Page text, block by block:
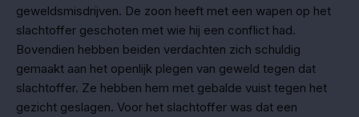
geweldsmisdrijven. De zoon heeft met een wapen op het
slachtoffer geschoten met wie hij een conflict had.
Bovendien hebben beiden verdachten zich schuldig
gemaakt aan het openlijk plegen van geweld tegen dat
slachtoffer. Ze hebben hem met gebalde vuist tegen het
gezicht geslagen. Voor het slachtoffer was dat een